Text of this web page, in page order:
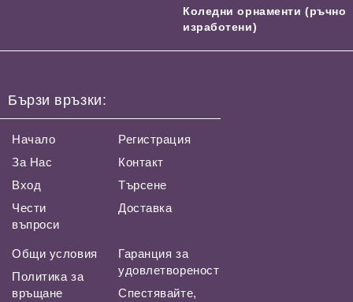
Коледни орнаменти (ръчно
изработени)
Бързи връзки:
Начало
За Нас
Вход
Чести
въпроси
Регистрация
Контакт
Търсене
Доставка
Общи условия
Политика за
връщане
Гаранция за
удовлетвореност
Спестявайте,